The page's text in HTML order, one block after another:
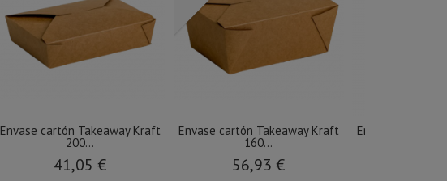
Envase cartón Takeaway Kraft
200...
41,05 €
Envase cartón Takeaway Kraft
160...
56,93 €
Envase cartón